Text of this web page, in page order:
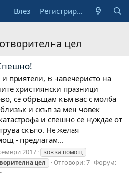
Влез Регистрирай се
цел
и приятели, В навечерието на
християнски празници
се обръщам към вас с молба
и скъп за мен човек
и спешно се нуждае от
скъпо. Не желая
- предлагам...
2017
зов за помощ
цел Отговори: 7 Форум: